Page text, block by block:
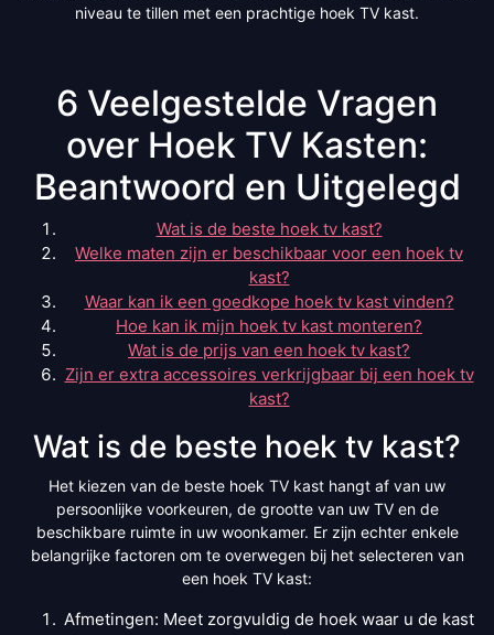
niveau te tillen met een prachtige hoek TV kast.
6 Veelgestelde Vragen
over Hoek TV Kasten:
Beantwoord en Uitgelegd
Wat is de beste hoek tv kast?
Welke maten zijn er beschikbaar voor een hoek tv
kast?
Waar kan ik een goedkope hoek tv kast vinden?
Hoe kan ik mijn hoek tv kast monteren?
Wat is de prijs van een hoek tv kast?
Zijn er extra accessoires verkrijgbaar bij een hoek tv
kast?
Wat is de beste hoek tv kast?
Het kiezen van de beste hoek TV kast hangt af van uw
persoonlijke voorkeuren, de grootte van uw TV en de
beschikbare ruimte in uw woonkamer. Er zijn echter enkele
belangrijke factoren om te overwegen bij het selecteren van
een hoek TV kast:
Afmetingen: Meet zorgvuldig de hoek waar u de kast